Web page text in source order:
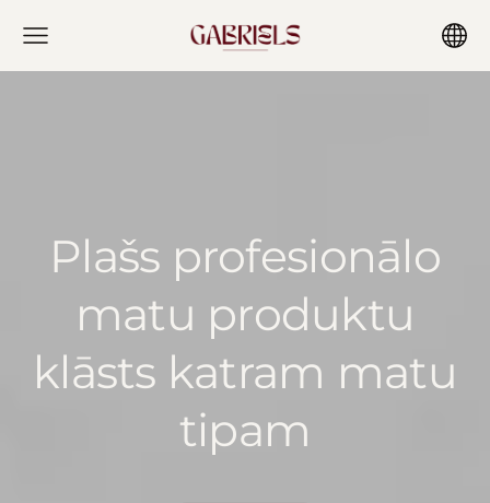
Plašs profesionālo
matu produktu
klāsts katram matu
tipam